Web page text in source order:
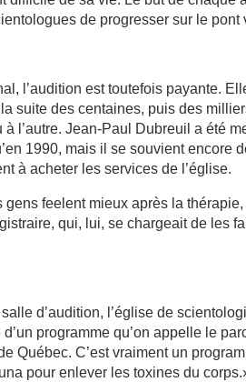
de progresser sur le pont
l’audition est toutefois payante.
suite des centaines, puis des
l’autre. Jean-Paul Dubreuil a été
1990, mais il se souvient encore
à acheter les services de l’église.
gens feelent mieux après la
qui, lui, se chargeait de les
d’audition, l’église de
programme qu’on appelle le
Québec. C’est vraiment un
pour enlever les toxines du